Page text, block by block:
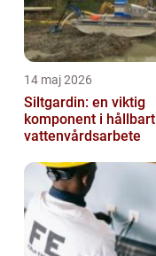
14 maj 2026
Siltgardin: en viktig
komponent i hållbart
vattenvårdsarbete